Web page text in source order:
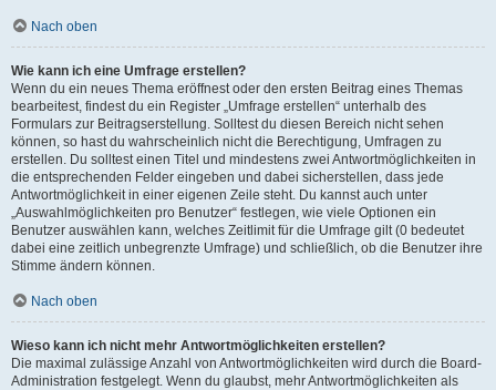
Nach oben
Wie kann ich eine Umfrage erstellen?
Wenn du ein neues Thema eröffnest oder den ersten Beitrag eines Themas
bearbeitest, findest du ein Register „Umfrage erstellen“ unterhalb des
Formulars zur Beitragserstellung. Solltest du diesen Bereich nicht sehen
können, so hast du wahrscheinlich nicht die Berechtigung, Umfragen zu
erstellen. Du solltest einen Titel und mindestens zwei Antwortmöglichkeiten in
die entsprechenden Felder eingeben und dabei sicherstellen, dass jede
Antwortmöglichkeit in einer eigenen Zeile steht. Du kannst auch unter
„Auswahlmöglichkeiten pro Benutzer“ festlegen, wie viele Optionen ein
Benutzer auswählen kann, welches Zeitlimit für die Umfrage gilt (0 bedeutet
dabei eine zeitlich unbegrenzte Umfrage) und schließlich, ob die Benutzer ihre
Stimme ändern können.
Nach oben
Wieso kann ich nicht mehr Antwortmöglichkeiten erstellen?
Die maximal zulässige Anzahl von Antwortmöglichkeiten wird durch die Board-
Administration festgelegt. Wenn du glaubst, mehr Antwortmöglichkeiten als